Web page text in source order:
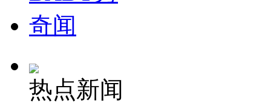
消防员救轻生者
纽约上演“枕头大战”
奇闻
热点新闻